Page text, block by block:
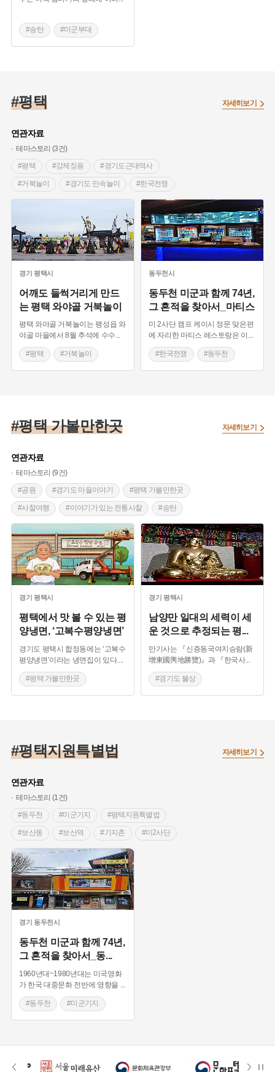
#송탄 #미군부대
#평택 가볼만한곳
#평택
연관자료
테마스토리 (3건)
#평택
#강제징용 #경기도근대역사
#거북놀이 #경기도 민속놀이 #한국전쟁
#동두천 #용산 #미군기지 #한미동맹
#문화교류 #국난극복 #공여지
#캠프케이시 #기지이전 #경제효과
#미군부대 #미2사단 #근현대 #관광
#외국인주민 #문화재
#송탄 #안중지점 #미술전시회 #Art
#문화의집 #주민자치센터 #실크로드 #포럼
#고덕면 #농촌마을 #문화유적 #팽성
#경진대회 #문화관광 #국악
#중학교 #선생님 #여자고등학교
자세히보기
경기 평택시
어깨도 들썩거리게 만드
는 평택 와야골 거북놀이
평택 와야골 거북놀이는 팽성읍 와
야골 마을에서 8월 추석에 수수...
#평택 #거북놀이
#경기도 민속놀이
동두천시
동두천 미군과 함께 74년,
그 흔적을 찾아서_마티스
미 2사단 캠프 케이시 정문 맞은편
에 자리한 마티스 레스토랑은 이 ...
#한국전쟁 #동두천
#용산 #평택
#공여지
#평택 가볼만한곳
연관자료
테마스토리 (9건)
#공원
#경기도 마을이야기 #평택 가볼만한곳
#사찰여행 #이야기가 있는 전통사찰 #송탄
#미군부대 #평택 맛집 #백년가게
#오래된 양복점 #냉면 맛집 #경기도 설화
#경기도 지명유래 #경기도 불상 #고려시대 불상
#바다경관이 아름다운곳 #자연여행지
#경관이 아름다운 곳
자세히보기
경기 평택시
평택에서 맛 볼 수 있는 평
양냉면, ‘고복수평양냉면’
경기도 평택시 합정동에는 ‘고복수
평양냉면’이라는 냉면집이 있다....
#평택 가볼만한곳
#백년가게 #냉면 맛집
경기 평택시
남양만 일대의 세력이 세
운 것으로 추정되는 평...
만기사는 『신증동국여지승람(新
增東國輿地勝覽)』과 『한국사...
#경기도 불상
#고려시대 불상
#평택지원특별법
연관자료
테마스토리 (1건)
#동두천
#미군기지 #평택지원특별법
#보산동 #보산역 #기지촌 #미2사단
#캠프케이시 #미7사단 #락의발원지
자세히보기
경기 동두천시
동두천 미군과 함께 74년,
그 흔적을 찾아서_동...
1960년대~1980년대는 미국영화
가 한국 대중문화 전반에 영향을 ...
#동두천 #미군기지
#평택지원특별법